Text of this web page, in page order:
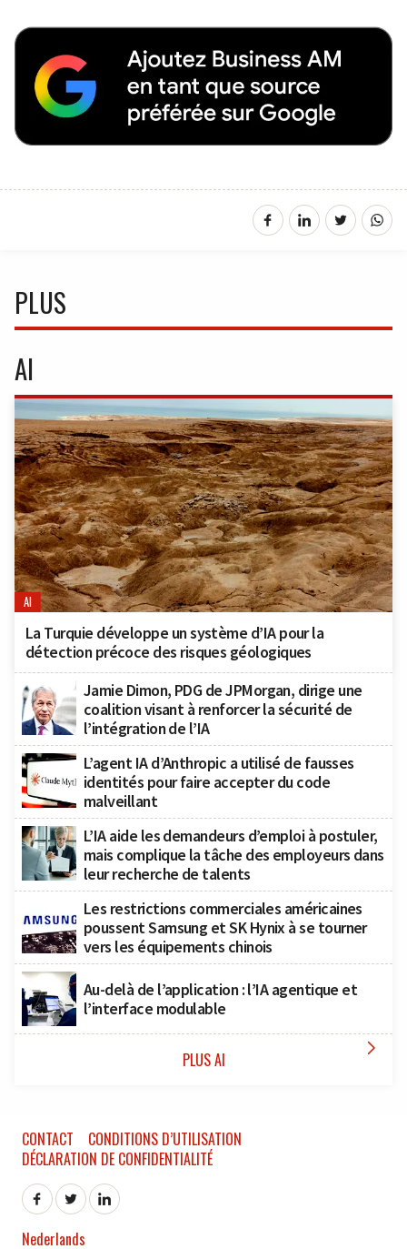
PLUS
AI
AI
La Turquie développe un système d’IA pour la
détection précoce des risques géologiques
Jamie Dimon, PDG de JPMorgan, dirige une
coalition visant à renforcer la sécurité de
l’intégration de l’IA
L’agent IA d’Anthropic a utilisé de fausses
identités pour faire accepter du code
malveillant
L’IA aide les demandeurs d’emploi à postuler,
mais complique la tâche des employeurs dans
leur recherche de talents
Les restrictions commerciales américaines
poussent Samsung et SK Hynix à se tourner
vers les équipements chinois
Au-delà de l’application : l’IA agentique et
l’interface modulable
PLUS AI 
CONTACT
CONDITIONS D’UTILISATION
DÉCLARATION DE CONFIDENTIALITÉ
Nederlands